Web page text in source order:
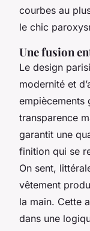
courbes au
le chic
Une fusion
Le design
modernité et
empiècements
transparence
garantit une
finition qui se
On sent,
vêtement
la main. Cette
dans une